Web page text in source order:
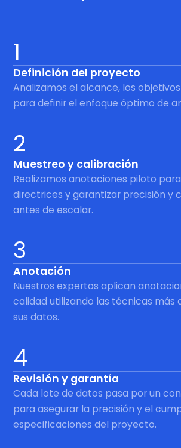
1
Definición del proyecto
Analizamos el alcance, los
para definir el enfoque óptimo de
2
Muestreo y calibración
Realizamos anotaciones piloto
directrices y garantizar precisión y
antes de escalar.
3
Anotación
Nuestros expertos aplican
calidad utilizando las técnicas más
sus datos.
4
Revisión y garantía
Cada lote de datos pasa por un
para asegurar la precisión y el
especificaciones del proyecto.